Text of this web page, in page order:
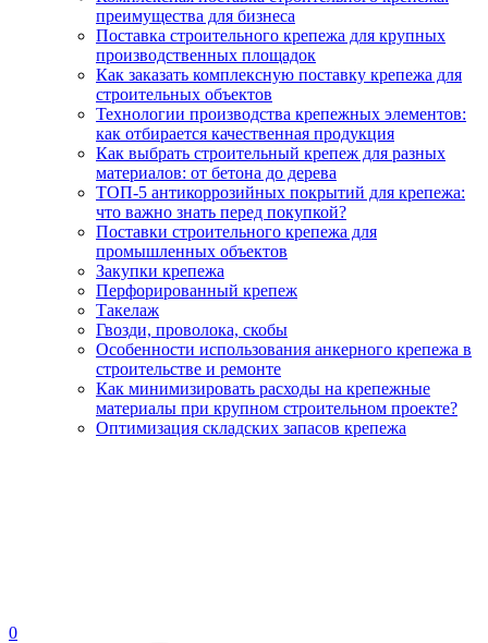
преимущества для бизнеса
Поставка строительного крепежа для крупных
производственных площадок
Как заказать комплексную поставку крепежа для
строительных объектов
Технологии производства крепежных элементов:
как отбирается качественная продукция
Как выбрать строительный крепеж для разных
материалов: от бетона до дерева
ТОП-5 антикоррозийных покрытий для крепежа:
что важно знать перед покупкой?
Поставки строительного крепежа для
промышленных объектов
Закупки крепежа
Перфорированный крепеж
Такелаж
Гвозди, проволока, скобы
Особенности использования анкерного крепежа в
строительстве и ремонте
Как минимизировать расходы на крепежные
материалы при крупном строительном проекте?
Оптимизация складских запасов крепежа
0